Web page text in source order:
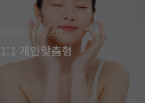
Personalized
1:1 개인맞춤형